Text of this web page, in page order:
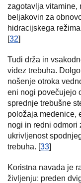
zagotavlja vitamine,
beljakovin za
hidracijskega
[32]
Tudi drža in
videz trebuha.
nošenje otroka
eni nogi povečujejo
sprednje trebušne
položaja medenice,
nogi in redni odmori
ukrivljenost
trebuha. [33]
Koristna navada je
življenju: preden